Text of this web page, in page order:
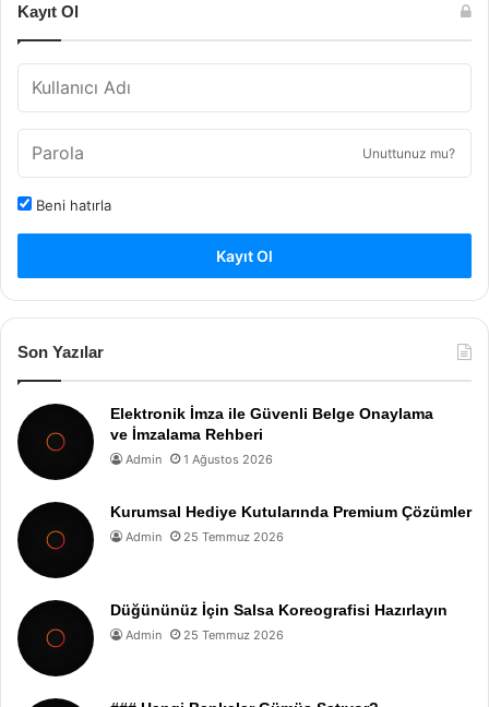
Kayıt Ol
Unuttunuz mu?
Beni hatırla
Kayıt Ol
Son Yazılar
Elektronik İmza ile Güvenli Belge Onaylama
ve İmzalama Rehberi
Admin 1 Ağustos 2026
Kurumsal Hediye Kutularında Premium Çözümler
Admin 25 Temmuz 2026
Düğününüz İçin Salsa Koreografisi Hazırlayın
Admin 25 Temmuz 2026